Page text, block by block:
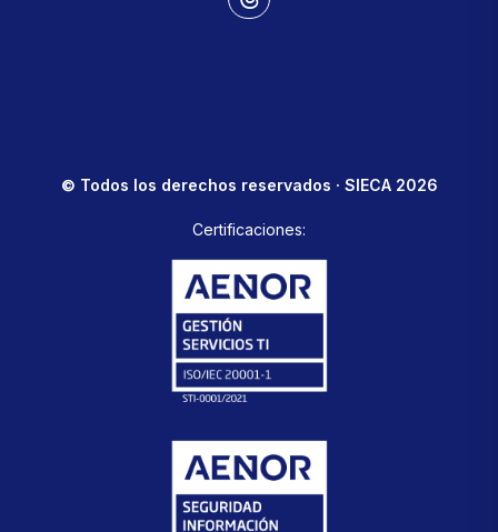
© Todos los derechos reservados · SIECA 2026
Certificaciones: